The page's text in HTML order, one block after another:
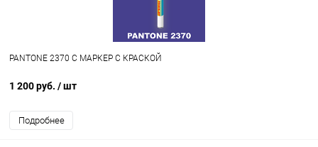
PANTONE 2370 C МАРКЕР С КРАСКОЙ
1 200 руб. / шт
Подробнее